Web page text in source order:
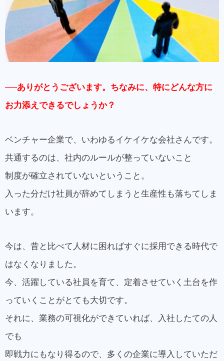
──ありがとうございます。ちなみに、特にどんな方に
お力添えできるでしょうか？
ベンチャー企業で、いわゆるイケイケな会社さんです。
共通するのは、社内のルールが整っていないこと
制度が確立されていないということ。
入った分だけ社員が辞めてしまうと生産性も落ちてしま
います。
今は、昔と比べて人材に困ればすぐに採用できる時代で
はなくなりました。
今、活躍している社員を育て、定着させていく土台を作
っていくことがとても大切です。
それに、業務の可視化ができていれば、入社したての人
でも
即戦力にもなり得るので、多くの企業に導入していただ